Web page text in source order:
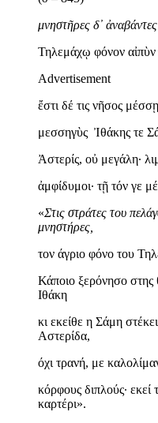
μνηστῆρες δ᾽
Τηλεμάχῳ φόνον αἰπὺν
Advertisement
ἔστι δέ τις νῆσος
μεσσηγὺς Ἰθάκης τε
Ἀστερίς, οὐ μεγάλη·
ἀμφίδυμοι· τῇ τόν γε
«Στις στράτες του
μνηστήρες,
τον άγριο φόνο του
Κάποιο ξερόνησο
Ιθάκη
κι εκείθε η Σάμη
Αστερίδα,
όχι τρανή, με
κόρφους διπλούς· εκεί
καρτέρι».